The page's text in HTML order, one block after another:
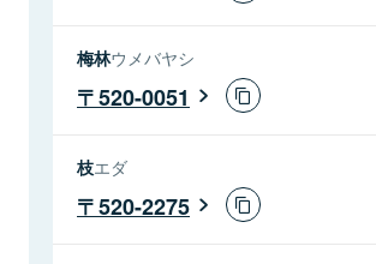
梅林ウメバヤシ
520-0051
枝エダ
520-2275